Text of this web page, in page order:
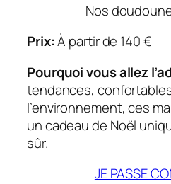
Nos
Prix:À partir de 140 €
Pourquoi vous allez
tendances,
l’environnement, ces
un cadeau de Noël
sûr.
JE PASSE